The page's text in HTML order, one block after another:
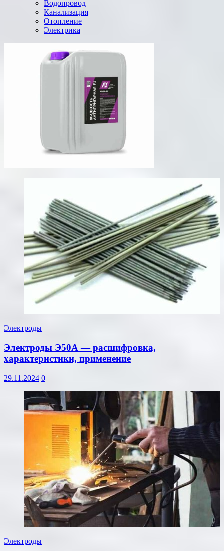
Водопровод
Канализация
Отопление
Электрика
Электроды
Электроды Э50А — расшифровка,
характеристики, применение
29.11.2024 0
Электроды